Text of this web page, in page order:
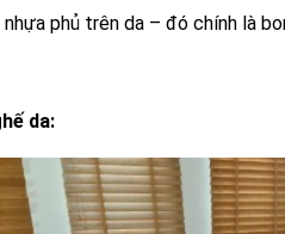
phủ trên da – đó chính là
da: